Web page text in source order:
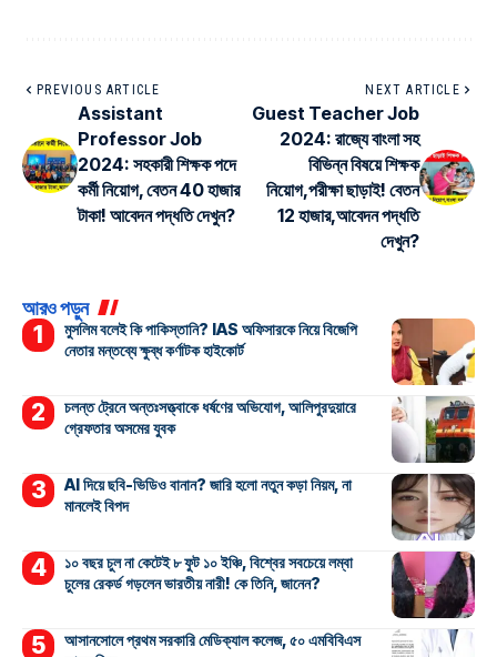
PREVIOUS ARTICLE
Assistant
Professor Job
2024: সহকারী শিক্ষক পদে
কর্মী নিয়োগ, বেতন 40 হাজার
টাকা! আবেদন পদ্ধতি দেখুন?
NEXT ARTICLE
Guest Teacher Job
2024: রাজ্যে বাংলা সহ
বিভিন্ন বিষয়ে শিক্ষক
নিয়োগ,পরীক্ষা ছাড়াই! বেতন
12 হাজার,আবেদন পদ্ধতি
দেখুন?
আরও পড়ুন
মুসলিম বলেই কি পাকিস্তানি? IAS অফিসারকে নিয়ে বিজেপি
নেতার মন্তব্যে ক্ষুব্ধ কর্ণাটক হাইকোর্ট
চলন্ত ট্রেনে অন্তঃসত্ত্বাকে ধর্ষণের অভিযোগ, আলিপুরদুয়ারে
গ্রেফতার অসমের যুবক
AI দিয়ে ছবি-ভিডিও বানান? জারি হলো নতুন কড়া নিয়ম, না
মানলেই বিপদ
১০ বছর চুল না কেটেই ৮ ফুট ১০ ইঞ্চি, বিশ্বের সবচেয়ে লম্বা
চুলের রেকর্ড গড়লেন ভারতীয় নারী! কে তিনি, জানেন?
আসানসোলে প্রথম সরকারি মেডিক্যাল কলেজ, ৫০ এমবিবিএস